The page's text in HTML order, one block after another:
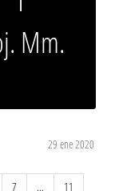
Mm.
29 ene 2020
7 … 11